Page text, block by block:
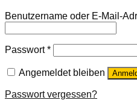
Benutzername oder E-Mail-
Passwort*
Angemeldet bleiben
Passwort vergessen?